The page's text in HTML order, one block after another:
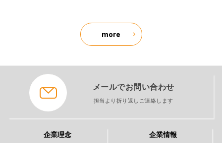
more
メールでお問い合わせ
担当より折り返しご連絡します
企業理念 企業情報